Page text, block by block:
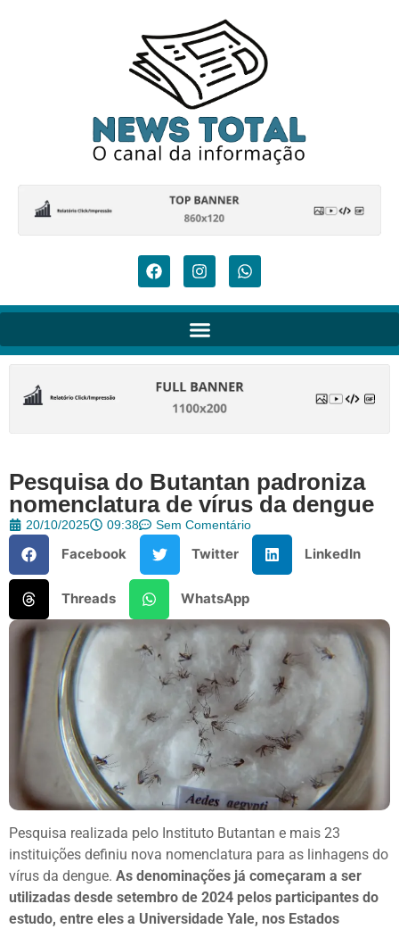
Pesquisa do Butantan padroniza
nomenclatura de vírus da dengue
20/10/2025 09:38 Sem Comentário
Facebook Twitter LinkedIn
Threads WhatsApp
Pesquisa realizada pelo Instituto Butantan e mais 23
instituições definiu nova nomenclatura para as linhagens do
vírus da dengue. As denominações já começaram a ser
utilizadas desde setembro de 2024 pelos participantes do
estudo, entre eles a Universidade Yale, nos Estados